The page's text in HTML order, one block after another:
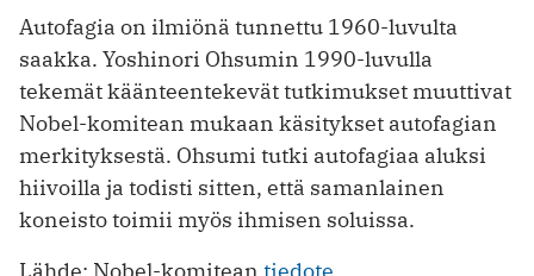
Autofagia on ilmiönä tunnettu 1960-luvulta
saakka. Yoshinori Ohsumin 1990-luvulla
tekemät käänteentekevät tutkimukset muuttivat
Nobel-komitean mukaan käsitykset autofagian
merkityksestä. Ohsumi tutki autofagiaa aluksi
hiivoilla ja todisti sitten, että samanlainen
koneisto toimii myös ihmisen soluissa.